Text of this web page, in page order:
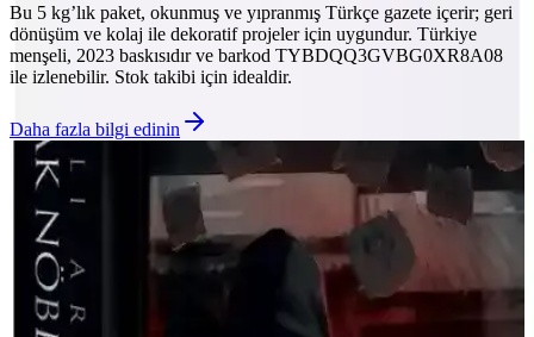
Bu 5 kg’lık paket, okunmuş ve yıpranmış Türkçe gazete içerir; geri
dönüşüm ve kolaj ile dekoratif projeler için uygundur. Türkiye
menşeli, 2023 baskısıdır ve barkod TYBDQQ3GVBG0XR8A08
ile izlenebilir. Stok takibi için idealdir.
Daha fazla bilgi edinin